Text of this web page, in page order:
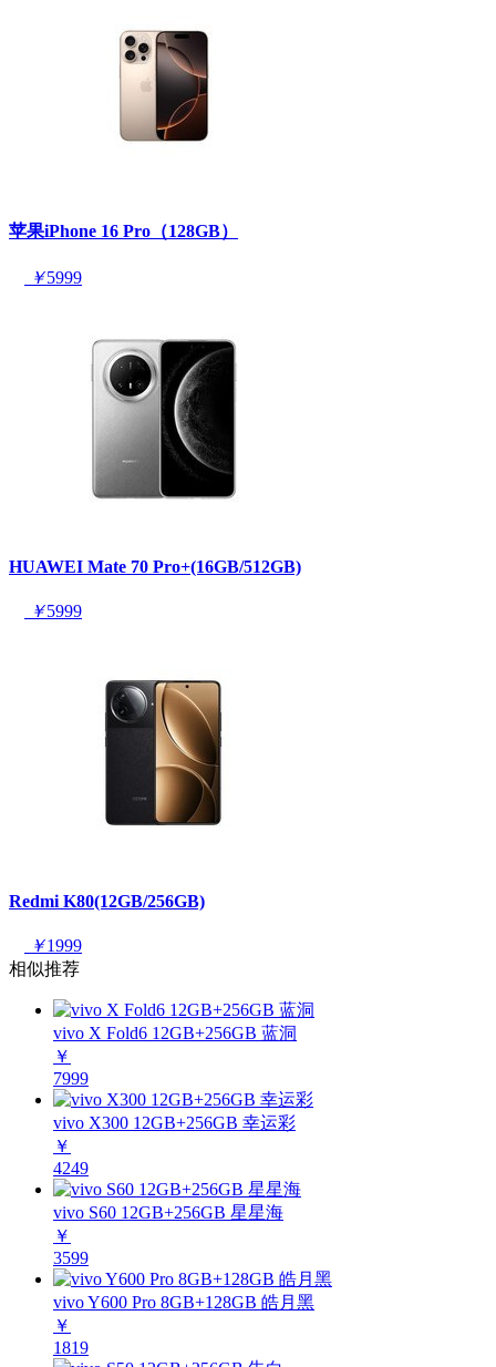
苹果iPhone 16 Pro（128GB）
￥5999
HUAWEI Mate 70 Pro+(16GB/512GB)
￥5999
Redmi K80(12GB/256GB)
￥1999
相似推荐
vivo X Fold6 12GB+256GB 蓝洞
￥
7999
vivo X300 12GB+256GB 幸运彩
￥
4249
vivo S60 12GB+256GB 星星海
￥
3599
vivo Y600 Pro 8GB+128GB 皓月黑
￥
1819